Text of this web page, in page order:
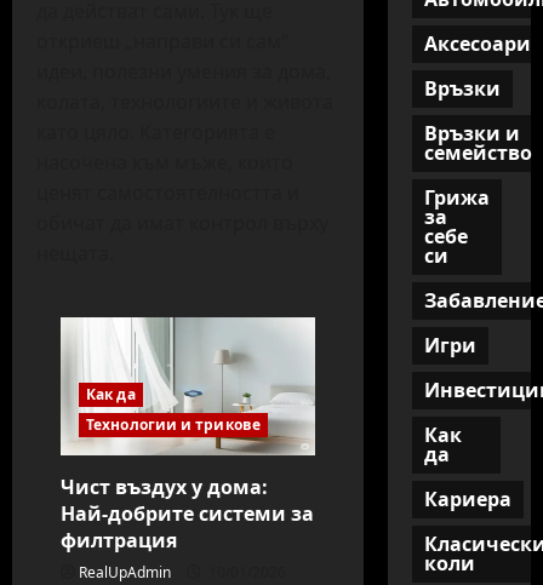
Как да
Технологии и трикове
Чист въздух у дома:
Най-добрите системи за
филтрация
RealUpAdmin
Аксесоари
Връзки
Връзки и
семейство
Грижа
за
себе
си
Игри
Как
да
Кариера
коли